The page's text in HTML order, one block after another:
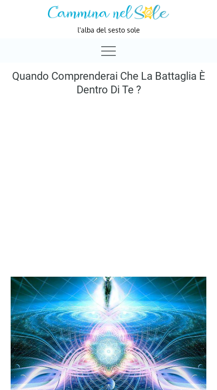
l'alba del sesto sole
Quando Comprenderai Che La Battaglia È
Dentro Di Te ?